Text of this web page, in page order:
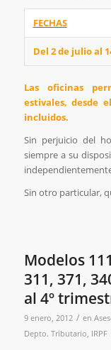
FECHAS
Del 2 de julio al
Las oficinas
estivales, desde
incluidos.
Sin perjuicio del
siempre a su
Sin otro particular,
Modelos
311, 371,
al 4º
9 enero, 2012 / en
Depto. Tributario IRPF